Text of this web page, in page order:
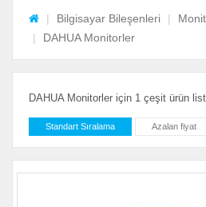
Bilgisayar Bileşenleri
DAHUA Monitorler
DAHUA Monitorler için 1 çeşit ürün
Standart Sıralama Azalan fiyat